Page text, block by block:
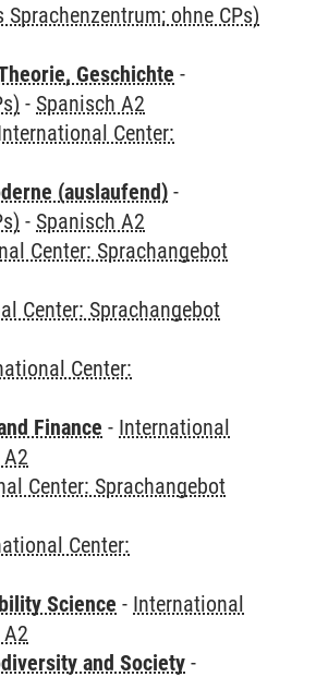
ohne CPs)
Geschichte -
- Spanisch A2
Center:
(auslaufend) -
- Spanisch A2
Center: Sprachangebot
Center: Sprachangebot
Center:
Finance - International
Center: Sprachangebot
Center:
Science - International
and Society -